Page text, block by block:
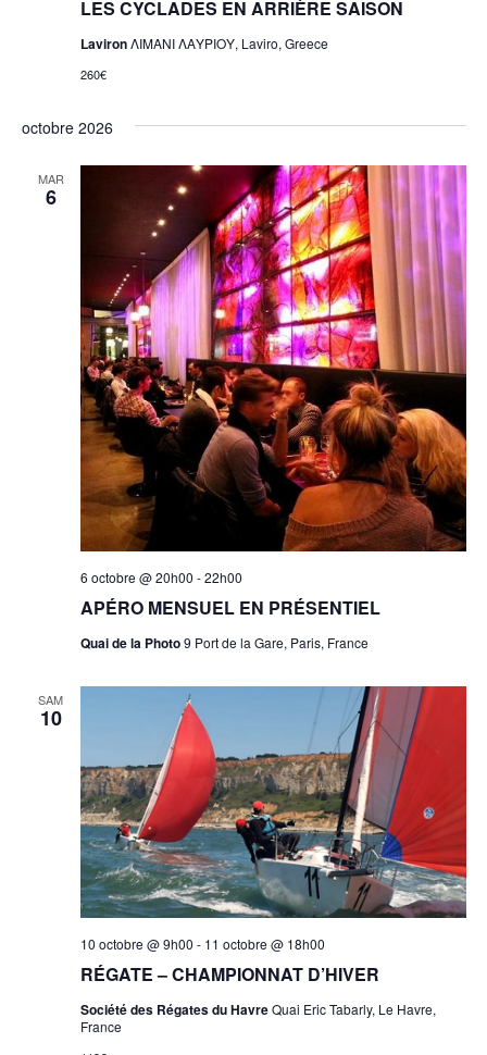
LES CYCLADES EN ARRIÈRE SAISON
LavironΛΙΜΑΝΙ ΛΑΥΡΙΟΥ, Laviro, Greece
260€
octobre 2026
MAR
6
APÉRO MENSUEL EN PRÉSENTIEL
6 octobre @ 20h00 -22h00
Quai de la Photo9 Port de la Gare, Paris, France
SAM
10
RÉGATE – CHAMPIONNAT D’HIVER
10 octobre @ 9h00 - 11 octobre @ 18h00
Société des Régates du HavreQuai Eric Tabarly, Le Havre,
France